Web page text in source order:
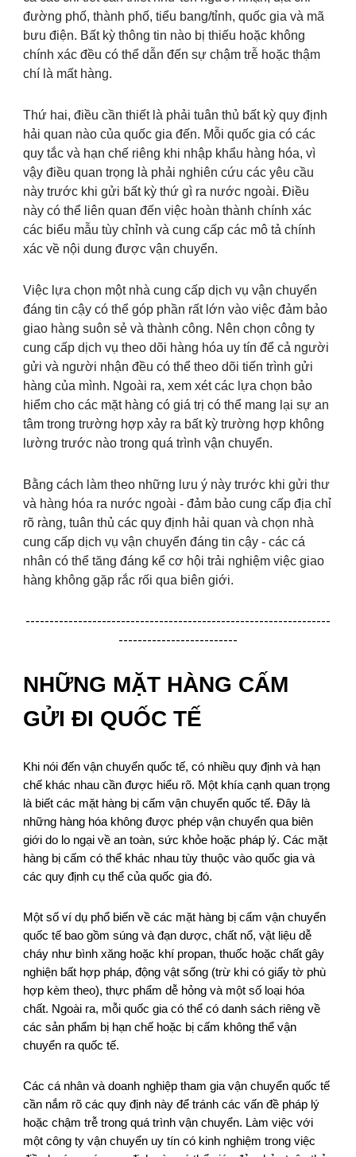
đường phố, thành phố, tiểu bang/tỉnh, quốc gia và mã
bưu điện. Bất kỳ thông tin nào bị thiếu hoặc không
chính xác đều có thể dẫn đến sự chậm trễ hoặc thậm
chí là mất hàng.
Thứ hai, điều cần thiết là phải tuân thủ bất kỳ quy định
hải quan nào của quốc gia đến. Mỗi quốc gia có các
quy tắc và hạn chế riêng khi nhập khẩu hàng hóa, vì
vậy điều quan trọng là phải nghiên cứu các yêu cầu
này trước khi gửi bất kỳ thứ gì ra nước ngoài. Điều
này có thể liên quan đến việc hoàn thành chính xác
các biểu mẫu tùy chỉnh và cung cấp các mô tả chính
xác về nội dung được vận chuyển.
Việc lựa chọn một nhà cung cấp dịch vụ vận chuyển
đáng tin cậy có thể góp phần rất lớn vào việc đảm bảo
giao hàng suôn sẻ và thành công. Nên chọn công ty
cung cấp dịch vụ theo dõi hàng hóa uy tín để cả người
gửi và người nhận đều có thể theo dõi tiến trình gửi
hàng của mình. Ngoài ra, xem xét các lựa chọn bảo
hiểm cho các mặt hàng có giá trị có thể mang lại sự an
tâm trong trường hợp xảy ra bất kỳ trường hợp không
lường trước nào trong quá trình vận chuyển.
Bằng cách làm theo những lưu ý này trước khi gửi thư
và hàng hóa ra nước ngoài - đảm bảo cung cấp địa chỉ
rõ ràng, tuân thủ các quy định hải quan và chọn nhà
cung cấp dịch vụ vận chuyển đáng tin cậy - các cá
nhân có thể tăng đáng kể cơ hội trải nghiệm việc giao
hàng không gặp rắc rối qua biên giới.
----------------------------------------------------------------
-------------------------
NHỮNG MẶT HÀNG CẤM
GỬI ĐI QUỐC TẾ
Khi nói đến vận chuyển quốc tế, có nhiều quy định và hạn
chế khác nhau cần được hiểu rõ. Một khía cạnh quan trọng
là biết các mặt hàng bị cấm vận chuyển quốc tế. Đây là
những hàng hóa không được phép vận chuyển qua biên
giới do lo ngại về an toàn, sức khỏe hoặc pháp lý. Các mặt
hàng bị cấm có thể khác nhau tùy thuộc vào quốc gia và
các quy định cụ thể của quốc gia đó.
Một số ví dụ phổ biến về các mặt hàng bị cấm vận chuyển
quốc tế bao gồm súng và đạn dược, chất nổ, vật liệu dễ
cháy như bình xăng hoặc khí propan, thuốc hoặc chất gây
nghiện bất hợp pháp, động vật sống (trừ khi có giấy tờ phù
hợp kèm theo), thực phẩm dễ hỏng và một số loại hóa
chất. Ngoài ra, mỗi quốc gia có thể có danh sách riêng về
các sản phẩm bị hạn chế hoặc bị cấm không thể vận
chuyển ra quốc tế.
Các cá nhân và doanh nghiệp tham gia vận chuyển quốc tế
cần nắm rõ các quy định này để tránh các vấn đề pháp lý
hoặc chậm trễ trong quá trình vận chuyển. Làm việc với
một công ty vận chuyển uy tín có kinh nghiệm trong việc